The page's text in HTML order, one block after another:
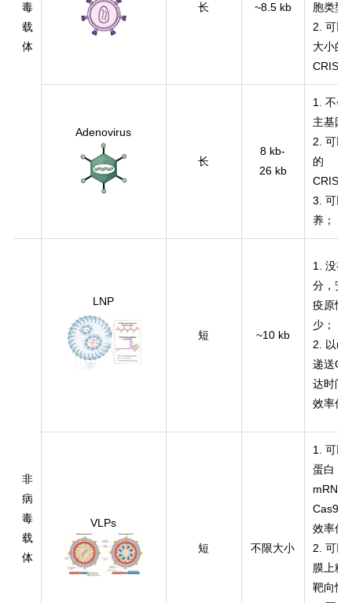
毒
载
体
长 ~8.5 kb
胞类型
2. 可以
大小的
Adenovirus
长
8 kb-
26 kb
1. 不会
主基因
2. 可以
的
3. 可以
养；
非
病
毒
载
体
LNP
短 ~10 kb
1. 没有
分，安
疫原性
少；
2. 以
递送
达时间
效率低
VLPs
短
不限大小
1. 可以
蛋白（
mRNA
Cas9
效率低
2. 可以
膜上糖
靶向性